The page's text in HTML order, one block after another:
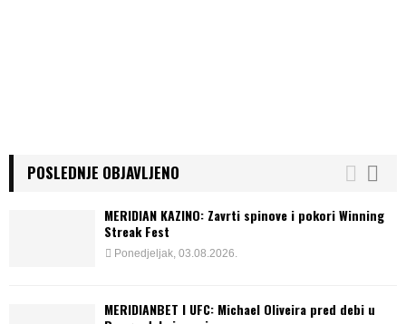
POSLEDNJE OBJAVLJENO
MERIDIAN KAZINO: Zavrti spinove i pokori Winning
Streak Fest
Ponedjeljak, 03.08.2026.
MERIDIANBET I UFC: Michael Oliveira pred debi u